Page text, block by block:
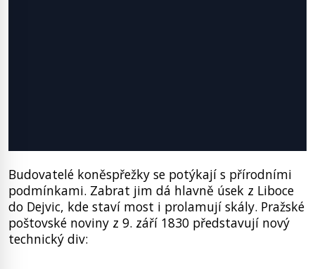
Budovatelé koněspřežky se potýkají s přírodními
podmínkami. Zabrat jim dá hlavně úsek z Liboce
do Dejvic, kde staví most i prolamují skály. Pražské
poštovské noviny z 9. září 1830 představují nový
technický div: